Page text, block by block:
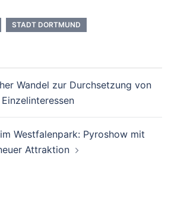
STADT DORTMUND
Wandel zur Durchsetzung von
Einzelinteressen
Westfalenpark: Pyroshow mit
Attraktion